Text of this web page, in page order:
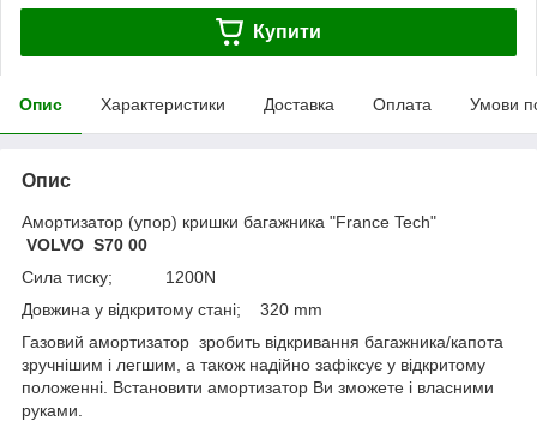
Купити
Опис Характеристики Доставка Оплата Умови
Опис
Амортизатор (упор) кришки багажника "France Tech"
VOLVO S70 00
Сила тиску; 1200N
Довжина у відкритому стані; 320 mm
Газовий амортизатор зробить відкривання багажника/капота
зручнішим і легшим, а також надійно зафіксує у відкритому
положенні. Встановити амортизатор Ви зможете і власними
руками.